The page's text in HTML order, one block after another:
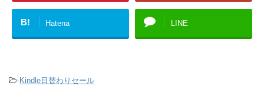
B! Hatena LINE
-Kindle日替わりセール